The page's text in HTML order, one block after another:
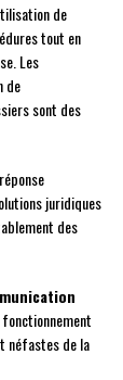
de
tout en
Les
de
sont des
juridiques
des
néfastes de la